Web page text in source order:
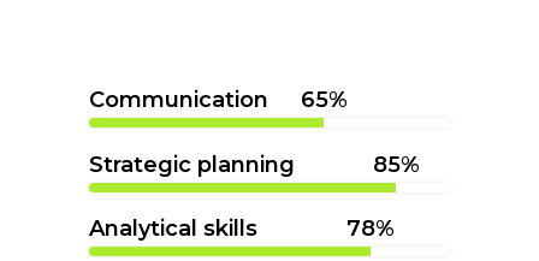
Communication 65
Strategic planning 85
Analytical skills 78